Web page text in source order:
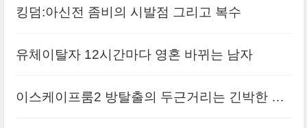
킹덤:아신전 좀비의 시발점 그리고 복수
유체이탈자 12시간마다 영혼 바뀌는 남자
이스케이프룸2 방탈출의 두근거리는 긴박한 탈